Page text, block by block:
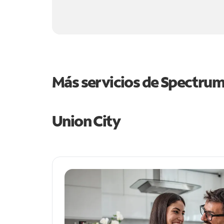
Más servicios de
Union City